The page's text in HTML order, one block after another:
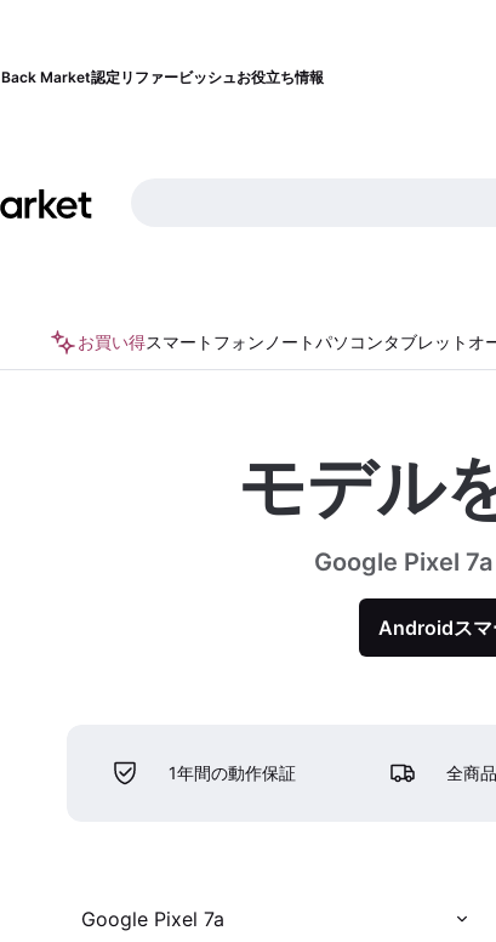
Back Market認定リファービッシュお役立ち情報
お買い得スマートフォン ノートパソコンタブレット オ
モデル
Google Pixel
Androidスマ
1年間の動作保証 全商
Google Pixel 7a